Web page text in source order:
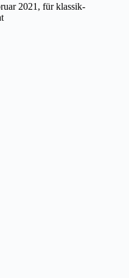
2021, für klassik-